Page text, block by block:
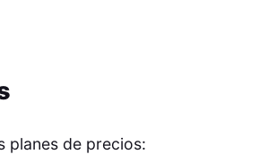
planes de precios: